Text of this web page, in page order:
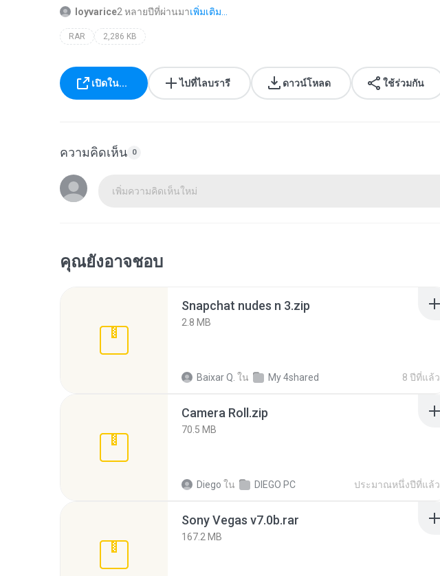
loyvarice2 หลายปีที่ผ่านมาเพิ่มเติม...
RAR 2,286 KB
เปิดใน... ไปที่ไลบรารี ดาวน์โหลด ใช้ร่วมกัน
ความคิดเห็น 0
เพิ่มความคิดเห็นใหม่
คุณยังอาจชอบ
Snapchat nudes n 3.zip
2.8 MB
Baixar Q. ใน My 4shared 8 ปีที่แล้ว
Camera Roll.zip
70.5 MB
Diego ใน DIEGO PC ประมาณหนึ่งปีที่แล้ว
Sony Vegas v7.0b.rar
167.2 MB